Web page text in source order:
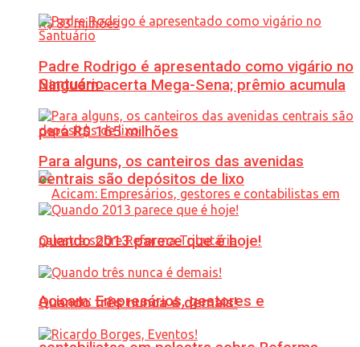
Ninguém acerta Mega-Sena; prêmio acumula
para R$ 165 milhões
Acicam: Empresários, gestores e
Padre Rodrigo é apresentado como vigário no
Santuário
Para alguns, os canteiros das avenidas
centrais são depósitos de lixo
Quando 2013 parece que é hoje!
Quando três nunca é demais!